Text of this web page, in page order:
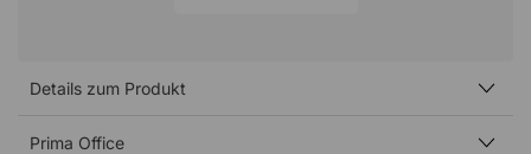
erleichtert und den Zugang unter dem Behälter
Details zum Produkt
Prima Office